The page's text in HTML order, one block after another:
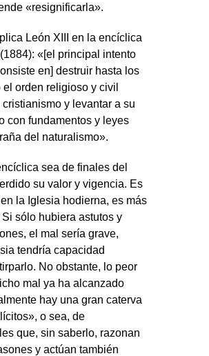
«resignificarla».
León XIII en la encíclica
«[el principal intento
en] destruir hasta los
orden religioso y civil
y levantar a su
con fundamentos y leyes
del naturalismo».
sea de finales del
su valor y vigencia. Es
la Iglesia hodierna, es más
sólo hubiera astutos y
el mal sería grave,
tendría capacidad
No obstante, lo peor
mal ya ha alcanzado
hay una gran caterva
o sea, de
que, sin saberlo, razonan
y actúan también